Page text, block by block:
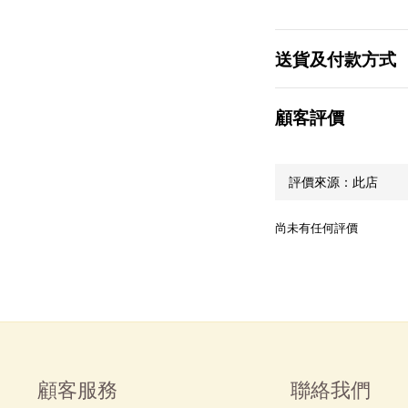
送貨及付款方式
顧客評價
尚未有任何評價
顧客服務 聯絡我們